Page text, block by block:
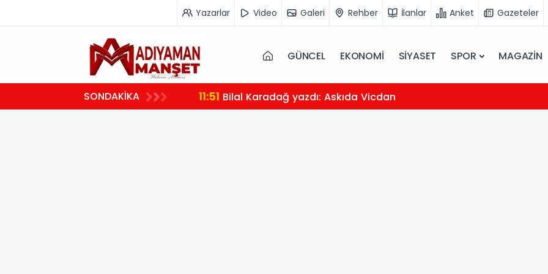
Yazarlar Video Galeri Rehber İlanlar Anket Gazeteler
GÜNCEL EKONOMİ SİYASET SPOR MAGAZİN
SONDAKİKA 11:51 Bilal Karadağ yazdı: Askıda Vicdan